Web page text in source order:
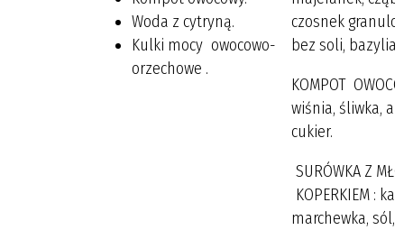
Woda z cytryną.
Kulki mocy owocowo-
orzechowe .
czosnek
bez soli,
KOMPOT
wiśnia, śliwka,
cukier.
SURÓWKA Z
KOPERKIEM :
marchewka, sól,